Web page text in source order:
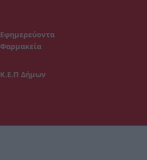
Εφημερεύοντα
Φαρμακεία
Κ.Ε.Π Δήμων